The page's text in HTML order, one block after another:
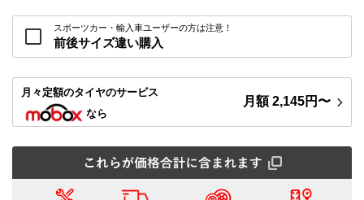
スポーツカー・輸入車ユーザーの方は注意！
前後サイズ違い購入
月々定額のタイヤのサービス
なら
月額2,145円〜